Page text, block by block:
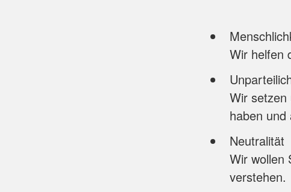
Wir helfen
Wir setzen
haben und
Neutralität
Wir wollen
verstehen.